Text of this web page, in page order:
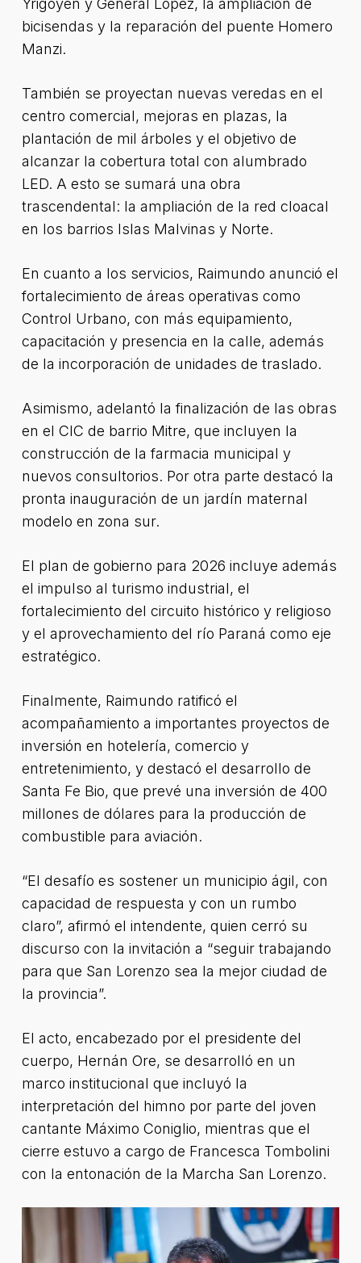
Yrigoyen y General López, la ampliación de
bicisendas y la reparación del puente Homero
Manzi.
También se proyectan nuevas veredas en el
centro comercial, mejoras en plazas, la
plantación de mil árboles y el objetivo de
alcanzar la cobertura total con alumbrado
LED. A esto se sumará una obra
trascendental: la ampliación de la red cloacal
en los barrios Islas Malvinas y Norte.
En cuanto a los servicios, Raimundo anunció el
fortalecimiento de áreas operativas como
Control Urbano, con más equipamiento,
capacitación y presencia en la calle, además
de la incorporación de unidades de traslado.
Asimismo, adelantó la finalización de las obras
en el CIC de barrio Mitre, que incluyen la
construcción de la farmacia municipal y
nuevos consultorios. Por otra parte destacó la
pronta inauguración de un jardín maternal
modelo en zona sur.
El plan de gobierno para 2026 incluye además
el impulso al turismo industrial, el
fortalecimiento del circuito histórico y religioso
y el aprovechamiento del río Paraná como eje
estratégico.
Finalmente, Raimundo ratificó el
acompañamiento a importantes proyectos de
inversión en hotelería, comercio y
entretenimiento, y destacó el desarrollo de
Santa Fe Bio, que prevé una inversión de 400
millones de dólares para la producción de
combustible para aviación.
“El desafío es sostener un municipio ágil, con
capacidad de respuesta y con un rumbo
claro”, afirmó el intendente, quien cerró su
discurso con la invitación a “seguir trabajando
para que San Lorenzo sea la mejor ciudad de
la provincia”.
El acto, encabezado por el presidente del
cuerpo, Hernán Ore, se desarrolló en un
marco institucional que incluyó la
interpretación del himno por parte del joven
cantante Máximo Coniglio, mientras que el
cierre estuvo a cargo de Francesca Tombolini
con la entonación de la Marcha San Lorenzo.